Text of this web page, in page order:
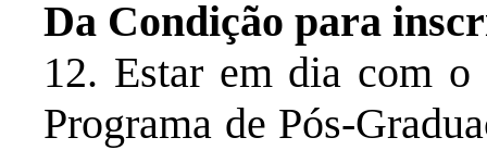
Da Condição para
12. Estar em dia com o
Programa de Pós-